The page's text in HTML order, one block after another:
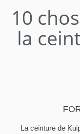
10
la
La ceinture de